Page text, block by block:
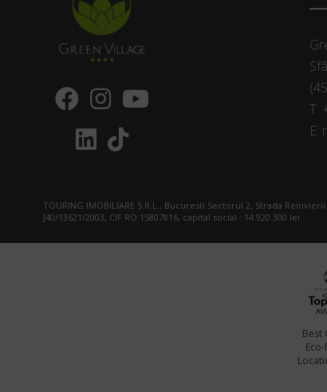
T:
E:
TOURING IMOBILIARE S.R.L., Bucuresti Sectorul 2, Strada
J40/13621/2003, CIF RO 15807816, capital social : 14.920.300 lei
Best